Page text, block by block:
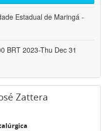
Estadual de Maringá -
BRT 2023-Thu Dec 31
Zattera